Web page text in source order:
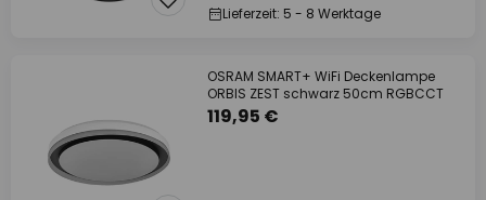
Lieferzeit: 5 - 8 Werktage
OSRAM SMART+ WiFi Deckenlampe
ORBIS ZEST schwarz 50cm RGBCCT
119,95 €